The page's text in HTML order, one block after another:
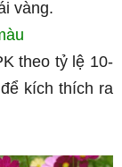
vàng.
theo tỷ lệ 10-
kích thích ra